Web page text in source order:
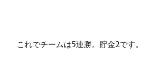
これでチームは5連勝。貯金2です。